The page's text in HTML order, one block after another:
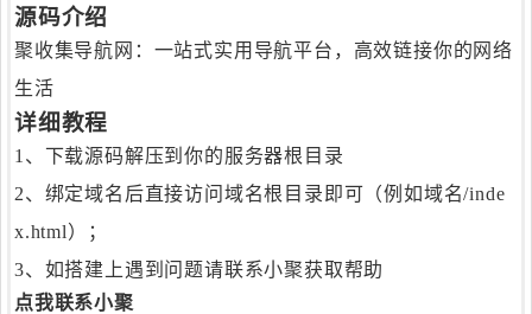
源码介绍
聚收集导航网：一站式实用导航平台，高效链接你的网络
生活
详细教程
1、下载源码解压到你的服务器根目录
2、绑定域名后直接访问域名根目录即可（例如域名/inde
x.html）；
3、如搭建上遇到问题请联系小聚获取帮助
点我联系小聚